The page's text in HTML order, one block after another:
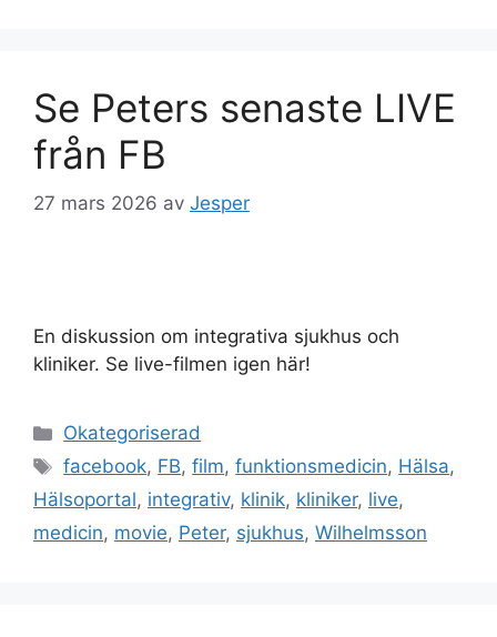
Se Peters senaste LIVE
från FB
27 mars 2026 av Jesper
En diskussion om integrativa sjukhus och
kliniker. Se live-filmen igen här!
Kategorier
Okategoriserad
Etiketter
facebook, FB,film,funktionsmedicin, Hälsa,
Hälsoportal, integrativ, klinik, kliniker, live,
medicin, movie, Peter, sjukhus, Wilhelmsson